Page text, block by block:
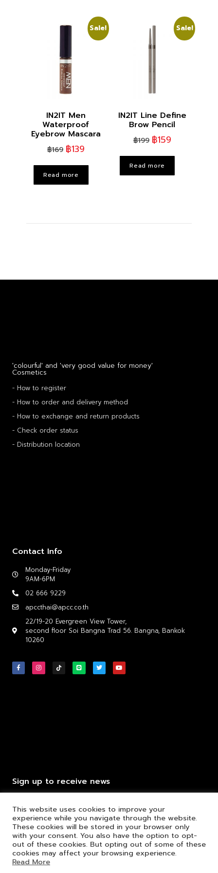
Sale!
IN2IT Men
Waterproof
Eyebrow Mascara
฿169 ฿139
Read more
Sale!
IN2IT Line Define
Brow Pencil
฿199 ฿159
Read more
'colourful' and 'very good value for money'
Cosmetics
- How to register
- How to order and delivery method
- How to exchange and return products
- Check order status
- Distribution location
Contact Info
Monday-Friday
9AM-6PM
02 666 9229
apccthai@apcc.co.th
22/19-20 Evergreen View Tower,
second floor Soi Bangna Trad 56. Bangna, Bankok
10260
Sign up to receive news
Click to send
This website uses cookies to improve your
experience while you navigate through the website.
These cookies will be stored in your browser only
with your consent. You also have the option to opt-
out of these cookies. But opting out of some of these
cookies may affect your browsing experience.
Read More